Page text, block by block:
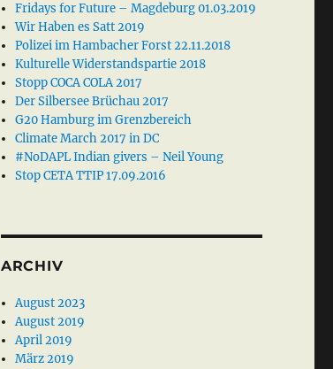
Fridays for Future – Magdeburg 01.03.2019
Wir Haben es Satt 2019
Polizei im Hambacher Forst 22.11.2018
Kulturelle Widerstandspartie 2018
Stopp COCA COLA 2017
Der Silbersee Brüchau 2017
G20 Hamburg im Grenzbereich
Climate March 2017 in DC
#NoDAPL Indian givers – Neil Young
Stop CETA TTIP 17.09.2016
ARCHIV
August 2023
August 2019
April 2019
März 2019